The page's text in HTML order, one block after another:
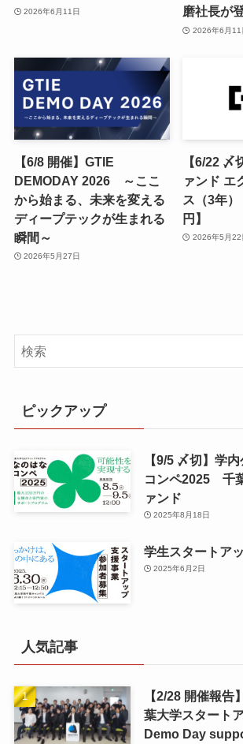
2026年6月11日 磨社長が
2026年6月11
【6/8 開催】GTIE
DEMODAY 2026 ～ここ
から始まる、未来を変える
ディープテックが生まれる
瞬間～
2026年5月27日
【6/22
ァンド エ
ス（3年
円】
2026年5月22
ピックアップ
【9/5 〆切】学
コンペ2025 千
ァンド
2025年8月18日
学生スタートア
2025年6月2日
人気記事
【2/28 開催報
葉大学スタート
Demo Day